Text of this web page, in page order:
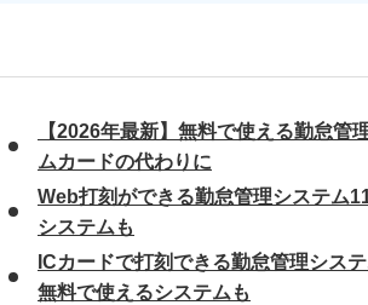
【2026年最新】無料で使える勤怠管
ムカードの代わりに
Web打刻ができる勤怠管理システム
システムも
ICカードで打刻できる勤怠管理シス
無料で使えるシステムも